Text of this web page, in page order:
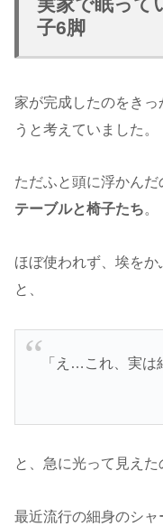
子6脚
家が完成したのをき
うと考えていました。
ただふと頭に浮かんだ
テーブルと椅子たち。
ほぼ使われず、埃を
と、
「え…これ、実は
と、急に光って見えた
最近流行の細身のシャ